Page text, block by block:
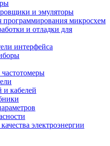
и эмуляторы
программирования микросхем
и отладки для
интерфейса
и кабелей
электроэнергии